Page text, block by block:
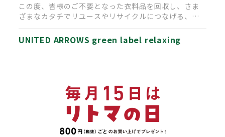
この度、皆様のご不要となった衣料品を回収し、さま
ざまなカタチでリユースやリサイクルにつなげる、
「UA RECYCLE A…
UNITED ARROWS green label relaxing